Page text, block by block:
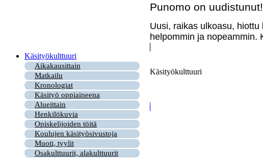
Punomo on uudistunut!
Uusi, raikas ulkoasu,
helpommin ja nopeammin.
Käsityökulttuuri
Aikakausittain
Matkailu
Kronologiat
Käsityö oppiaineena
Alueittain
Henkilökuvia
Opiskelijoiden töitä
Koulujen käsityösivustoja
Muoti, tyylit
Osakulttuurit, alakulttuurit
Käsityökulttuuri